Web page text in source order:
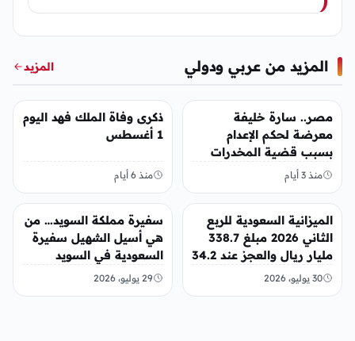
المزيد من عربي ودولي المزيد
مصر.. سارة خليفة
معرضة لحكم الإعدام
بسبب قضية المخدرات
الكبرى
منذ 3 أيام
عربي ودولي
ذكرى وفاة الملك فهد اليوم
1 أغسطس
منذ 6 أيام
عربي ودولي
الميزانية السعودية للربع
الثاني 2026 مبلغ 338.7
مليار ريال والعجز عند 34.2
مليار ريال
30 يوليو، 2026
عربي ودولي
سفيرة مملكة السويد… من
هي أسيل الشهيل سفيرة
السعودية في السويد
29 يوليو، 2026